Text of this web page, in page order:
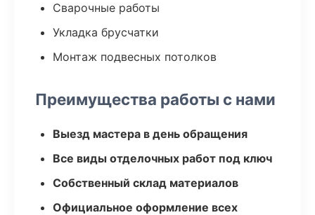
Сварочные работы
Укладка брусчатки
Монтаж подвесных потолков
Преимущества работы с нами
Выезд мастера в день обращения
Все виды отделочных работ под ключ
Собственный склад материалов
Официальное оформление всех